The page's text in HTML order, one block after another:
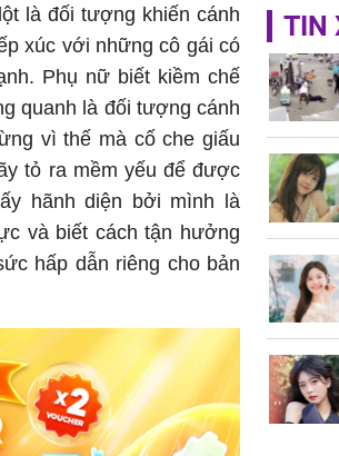
là đối tượng khiến cánh
xúc với những cô gái có
Phụ nữ biết kiềm chế
quanh là đối tượng cánh
vì thế mà cố che giấu
tỏ ra mềm yếu để được
hãnh diện bởi mình là
và biết cách tận hưởng
hấp dẫn riêng cho bản
HH Mai
Mua đồ
tặng em
120 tỷ
Danh
nữ ở giữa
TP.HCM
TIN